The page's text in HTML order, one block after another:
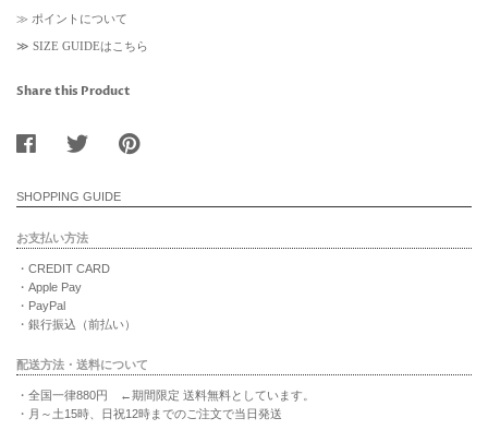
≫ ポイントについて
≫ SIZE GUIDEはこちら
Share this Product
SHOPPING GUIDE
お支払い方法
・CREDIT CARD
・Apple Pay
・PayPal
・銀行振込（前払い）
配送方法・送料について
・全国一律880円 ←期間限定 送料無料としています。
・月～土15時、日祝12時までのご注文で当日発送